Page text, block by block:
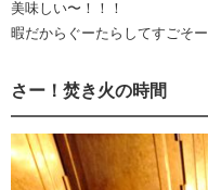
美味しい〜！！！
暇だからぐーたらしてすごそー
さー！焚き火の時間